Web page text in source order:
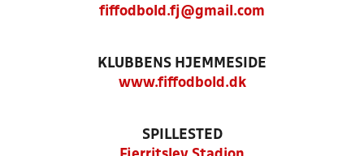
fiffodbold.fj@gmail.com
KLUBBENS HJEMMESIDE
www.fiffodbold.dk
SPILLESTED